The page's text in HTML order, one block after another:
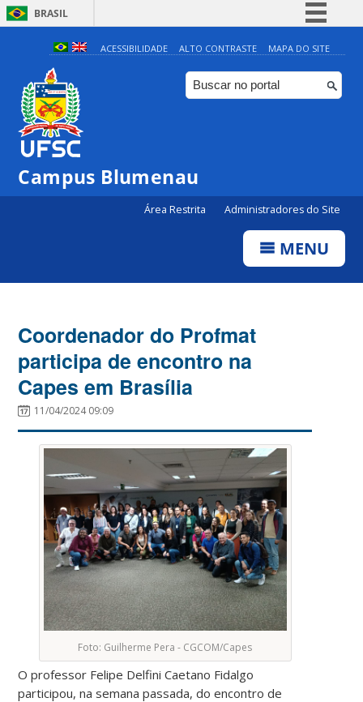
BRASIL
Simplifique!
Comunica BR
Participe
ACESSIBILIDADE ALTO CONTRASTE MAPA DO SITE
Campus Blumenau
Área Restrita Administradores do Site
MENU
Coordenador do Profmat
participa de encontro na
Capes em Brasília
11/04/2024 09:09
Foto: Guilherme Pera - CGCOM/Capes
O professor Felipe Delfini Caetano Fidalgo
participou, na semana passada, do encontro de